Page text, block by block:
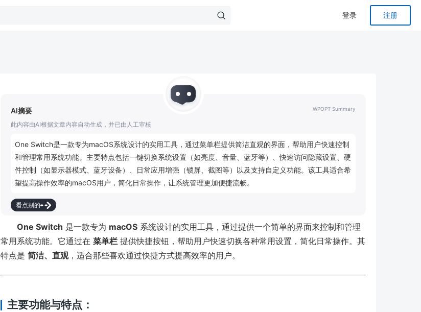
登录 注册
AI摘要
此内容由AI根据文章内容自动生成，并已由人工审核
WPOPT Summary
One Switch是一款专为macOS系统设计的实用工具，通过菜单栏提供简洁直观的界面，帮助用户快速控制
和管理常用系统功能。主要特点包括一键切换系统设置（如亮度、音量、蓝牙等）、快速访问隐藏设置、硬
件控制（如显示器模式、蓝牙设备）、日常应用增强（锁屏、截图等）以及支持自定义功能。该工具适合希
望提高操作效率的macOS用户，简化日常操作，让系统管理更加便捷流畅。
看点别的
One Switch 是一款专为 macOS 系统设计的实用工具，通过提供一个简单的界面来控制和管理
常用系统功能。它通过在 菜单栏 提供快捷按钮，帮助用户快速切换各种常用设置，简化日常操作。其
特点是 简洁、直观，适合那些喜欢通过快捷方式提高效率的用户。
主要功能与特点：